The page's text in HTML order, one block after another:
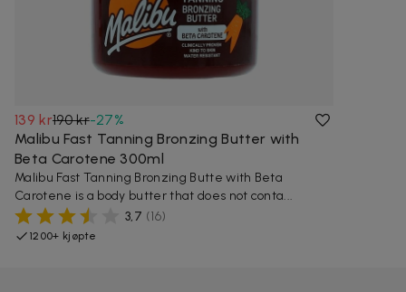
139 kr190 kr-27%
Malibu Fast Tanning Bronzing Butter with
Beta Carotene 300ml
Malibu Fast Tanning Bronzing Butte with Beta
Carotene is a body butter that does not conta...
3,7 (16)
1200+ kjøpte